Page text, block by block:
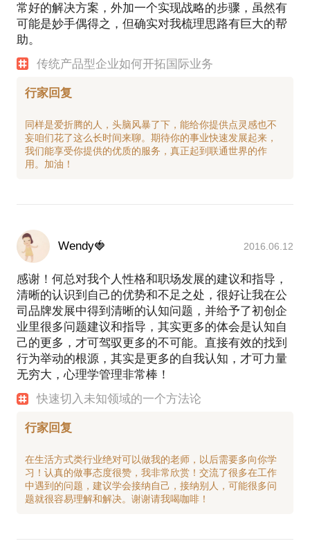
常好的解决方案，外加一个实现战略的步骤，虽然有
可能是妙手偶得之，但确实对我梳理思路有巨大的帮
助。
传统产品型企业如何开拓国际业务
行家回复
同样是爱折腾的人，头脑风暴了下，能给你提供点灵感也不
妄咱们花了这么长时间来聊。期待你的事业快速发展起来，
我们能享受你提供的优质的服务，真正起到联通世界的作
Wendy🍓 2016.06.12
感谢！何总对我个人性格和职场发展的建议和指导，
清晰的认识到自己的优势和不足之处，很好让我在公
司品牌发展中得到清晰的认知问题，并给予了初创企
业里很多问题建议和指导，其实更多的体会是认知自
己的更多，才可驾驭更多的不可能。直接有效的找到
行为举动的根源，其实是更多的自我认知，才可力量
无穷大，心理学管理非常棒！
快速切入未知领域的一个方法论
行家回复
在生活方式类行业绝对可以做我的老师，以后需要多向你学
习！认真的做事态度很赞，我非常欣赏！交流了很多在工作
中遇到的问题，建议学会接纳自己，接纳别人，可能很多问